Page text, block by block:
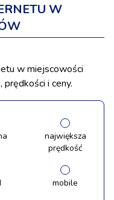
W
w miejscowości
i ceny.
największa
prędkość
mobile